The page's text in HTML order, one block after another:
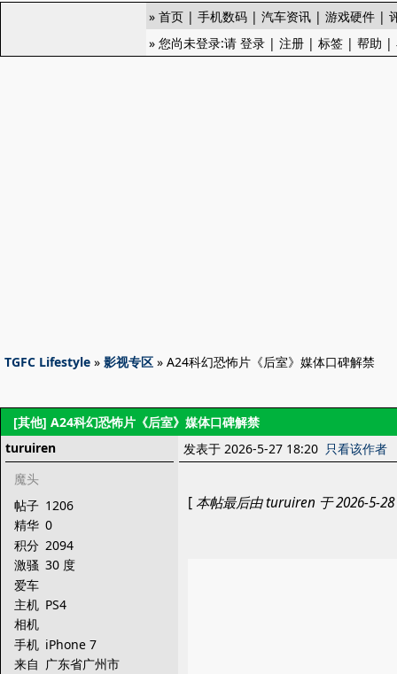
» 首页 | 手机数码 | 汽车资讯 | 游戏硬件 |
» 您尚未登录:请 登录 | 注册 | 标签 | 帮助 |
TGFC Lifestyle » 影视专区 » A24科幻恐怖片《后室》媒体口碑解禁
[其他] A24科幻恐怖片《后室》媒体口碑解禁
turuiren
魔头
帖子 1206
精华 0
积分 2094
激骚 30 度
爱车
主机 PS4
相机
手机 iPhone 7
来自 广东省广州市
发表于 2026-5-27 18:20 只看该作者
[本帖最后由 turuiren 于 2026-5-